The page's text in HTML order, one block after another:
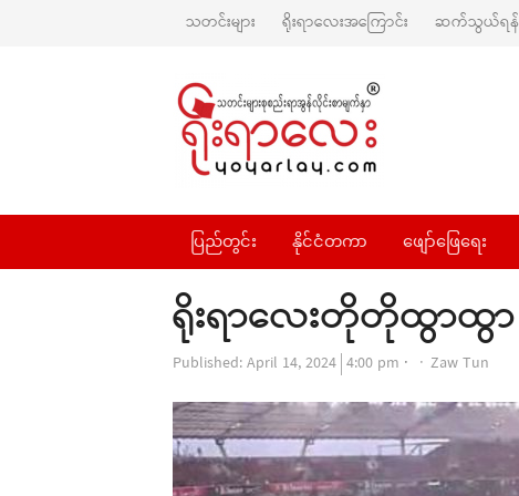
သတင်းများ ရိုးရာလေးအကြောင်း ဆက်သွယ်ရန်
ပြည်တွင်း နိုင်ငံတကာ ဖျော်ဖြေရေး
ရိုးရာလေးတိုတိုထွာထွာ
Published:April 14, 2024 4:00 pm Author
Zaw Tun